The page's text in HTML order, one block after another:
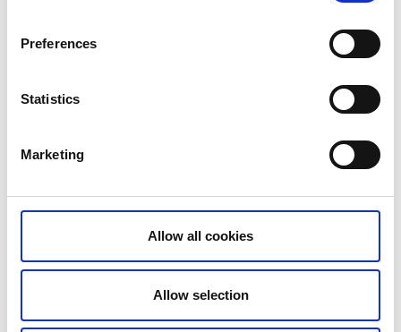
Preferences
Statistics
Marketing
Allow all cookies
Allow selection
Vad skulle du säga är det viktigaste att tänka på när